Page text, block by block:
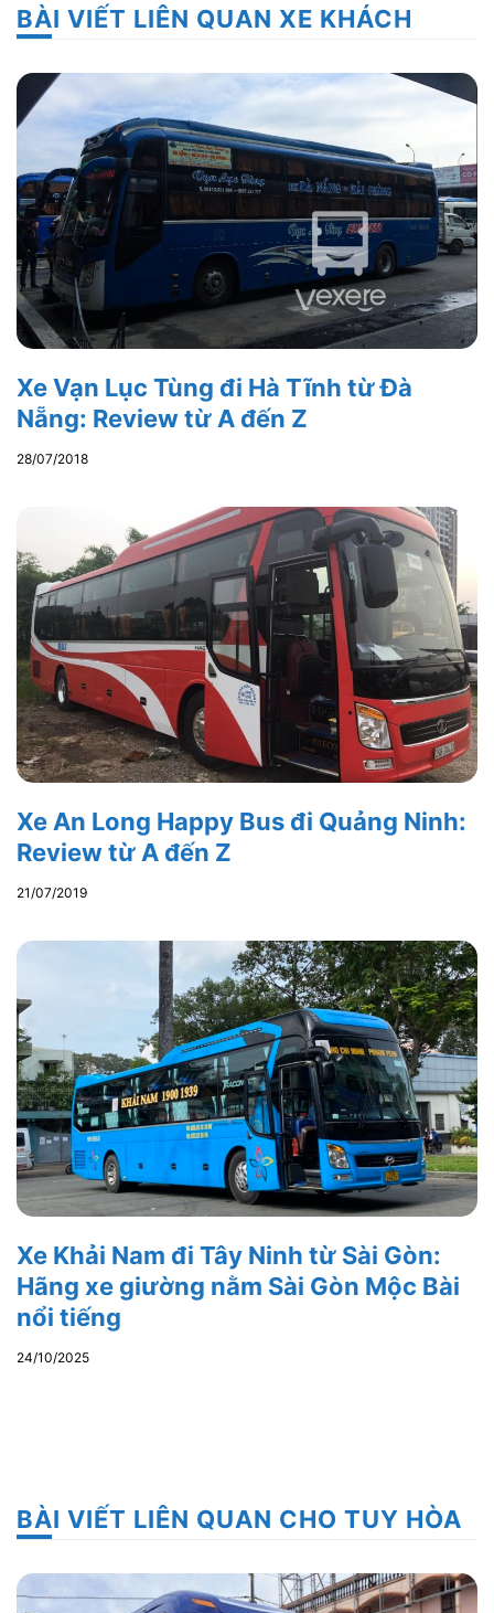
BÀI VIẾT LIÊN QUAN XE KHÁCH
Xe Vạn Lục Tùng đi Hà Tĩnh từ Đà
Nẵng: Review từ A đến Z
28/07/2018
Xe An Long Happy Bus đi Quảng Ninh:
Review từ A đến Z
21/07/2019
Xe Khải Nam đi Tây Ninh từ Sài Gòn:
Hãng xe giường nằm Sài Gòn Mộc Bài
nổi tiếng
24/10/2025
BÀI VIẾT LIÊN QUAN CHO TUY HÒA